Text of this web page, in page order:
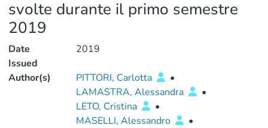
svolte durante il primo semestre
2019
Date
Issued
2019
Author(s) PITTORI, Carlotta
•
LAMASTRA, Alessandra
•
LETO, Cristina
•
MASELLI, Alessandro
•